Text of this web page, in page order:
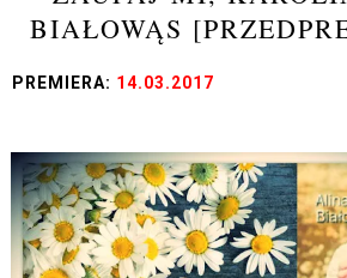
BIAŁOWĄS
PREMIERA: 14.03.2017